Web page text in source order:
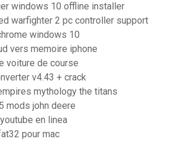
windows 10 offline installer
warfighter 2 pc controller support
windows 10
vers memoire iphone
voiture de course
v4.43 + crack
mythology the titans
mods john deere
en linea
pour mac